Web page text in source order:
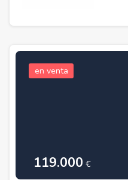
en venta
119.000 €